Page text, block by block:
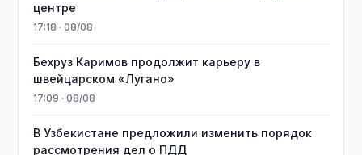
центре
17:18 · 08/08
Бехруз Каримов продолжит карьеру в
швейцарском «Лугано»
17:09 · 08/08
В Узбекистане предложили изменить порядок
рассмотрения дел о ПДД